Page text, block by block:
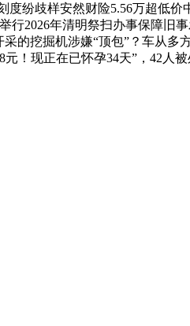
纷歧样安然财险5.56万超低
2026年清明祭扫办事保障旧
的挖掘机涉嫌“顶包”？车从
！现正在已怀孕34天”，42人